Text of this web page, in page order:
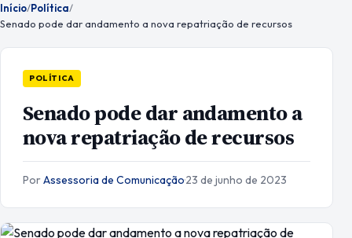
Início/Política/
Senado pode dar andamento a nova repatriação de recursos
POLÍTICA
Senado pode dar andamento a
nova repatriação de recursos
PorAssessoria de Comunicação·23 de junho de 2023